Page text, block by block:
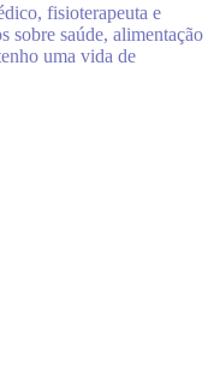
fisioterapeuta e
sobre saúde, alimentação
uma vida de